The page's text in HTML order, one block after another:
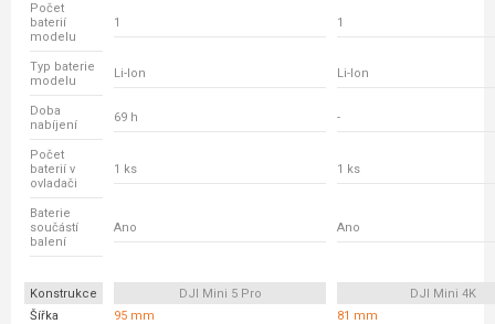
Počet
baterií
modelu
1 1
Typ baterie
modelu
Li-Ion Li-Ion
Doba
nabíjení
69 h -
Počet
baterií v
ovladači
1 ks 1 ks
Baterie
součástí
balení
Ano Ano
Konstrukce DJI Mini 5 Pro
DJI Mini 4K
Šířka
95 mm 81 mm